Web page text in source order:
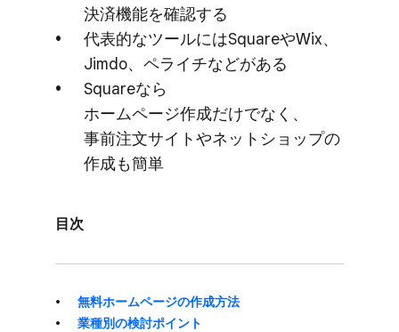
決済機能を​確認する
代表的な​ツールには​Squareや​Wix、​
Jimdo、​ペライチなどが​ある
Squareなら​
ホームページ作成だけでなく、​
事前注文サイトや​ネットショップの​
作成も​簡単
目次
無料ホームページの​作成方​法
業種別の​検討ポイント